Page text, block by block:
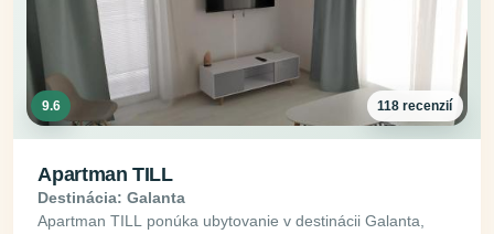
9.6 118 recenzií
Apartman TILL
Destinácia: Galanta
Apartman TILL ponúka ubytovanie v destinácii Galanta,